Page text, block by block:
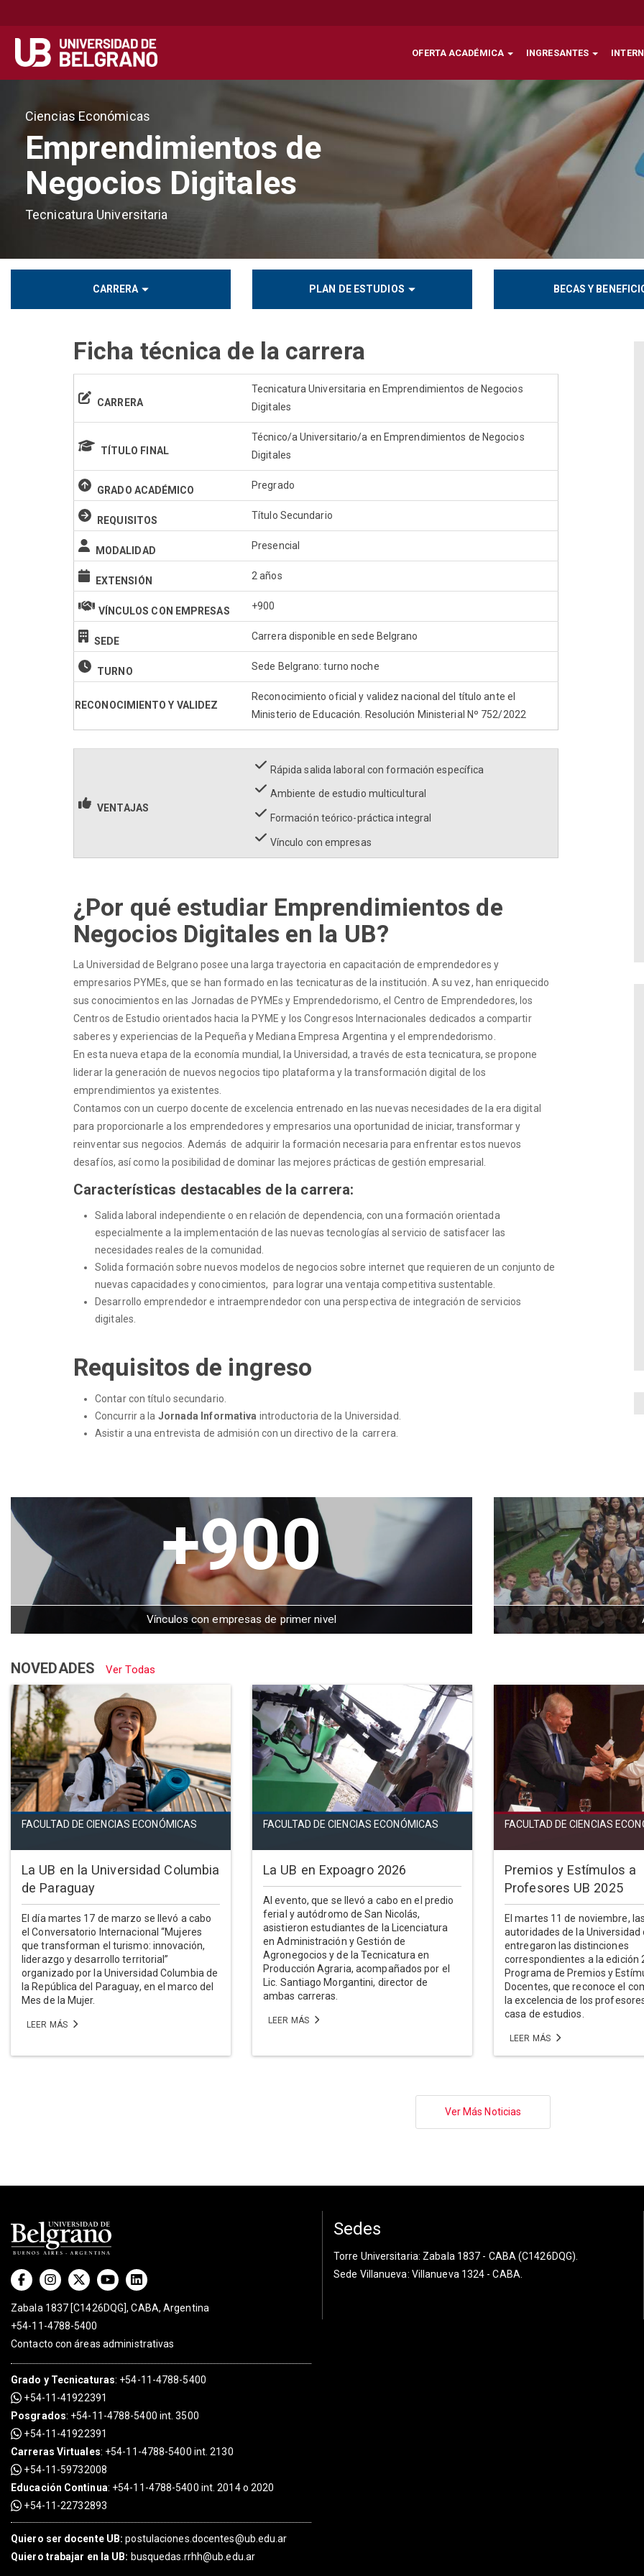
contenido
principal
Secondary
navigation
Navegación principal OFERTA ACADÉMICA INGRESANTES
Ciencias Económicas
Emprendimientos de
Negocios Digitales
Tecnicatura Universitaria
CARRERA PLAN DE ESTUDIOS BECAS Y
Ficha técnica de la carrera
CARRERA
Tecnicatura Universitaria en Emprendimientos de Negocios
Digitales
TÍTULO FINAL
Técnico/a Universitario/a en Emprendimientos de Negocios
Digitales
GRADO ACADÉMICO Pregrado
REQUISITOS Título Secundario
MODALIDAD Presencial
EXTENSIÓN 2 años
VÍNCULOS CON EMPRESAS +900
SEDE Carrera disponible en sede Belgrano
TURNO Sede Belgrano: turno noche
RECONOCIMIENTO Y VALIDEZ
Reconocimiento oficial y validez nacional del título ante el
Ministerio de Educación. Resolución Ministerial Nº 752/2022
VENTAJAS
Rápida salida laboral con formación específica
Ambiente de estudio multicultural
Formación teórico-práctica integral
Vínculo con empresas
¿Por qué estudiar Emprendimientos de
Negocios Digitales en la UB?
La Universidad de Belgrano posee una larga trayectoria en capacitación de emprendedores y
empresarios PYMEs, que se han formado en las tecnicaturas de la institución. A su vez, han enriquecido
sus conocimientos en las Jornadas de PYMEs y Emprendedorismo, el Centro de Emprendedores, los
Centros de Estudio orientados hacia la PYME y los Congresos Internacionales dedicados a compartir
saberes y experiencias de la Pequeña y Mediana Empresa Argentina y el emprendedorismo.
En esta nueva etapa de la economía mundial, la Universidad, a través de esta tecnicatura, se propone
liderar la generación de nuevos negocios tipo plataforma y la transformación digital de los
emprendimientos ya existentes.
Contamos con un cuerpo docente de excelencia entrenado en las nuevas necesidades de la era digital
para proporcionarle a los emprendedores y empresarios una oportunidad de iniciar, transformar y
reinventar sus negocios. Además de adquirir la formación necesaria para enfrentar estos nuevos
desafíos, así como la posibilidad de dominar las mejores prácticas de gestión empresarial.
Características destacables de la carrera:
Salida laboral independiente o en relación de dependencia, con una formación orientada
especialmente a la implementación de las nuevas tecnologías al servicio de satisfacer las
necesidades reales de la comunidad.
Solida formación sobre nuevos modelos de negocios sobre internet que requieren de un conjunto de
nuevas capacidades y conocimientos, para lograr una ventaja competitiva sustentable.
Desarrollo emprendedor e intraemprendedor con una perspectiva de integración de servicios
digitales.
Requisitos de ingreso
Contar con título secundario.
Concurrir a la Jornada Informativa introductoria de la Universidad.
Asistir a una entrevista de admisión con un directivo de la carrera.
+900
Vínculos con empresas de primer nivel
NOVEDADES Ver Todas
FACULTAD DE CIENCIAS ECONÓMICAS
La UB en la Universidad Columbia
de Paraguay
El día martes 17 de marzo se llevó a cabo
el Conversatorio Internacional “Mujeres
que transforman el turismo: innovación,
liderazgo y desarrollo territorial”
organizado por la Universidad Columbia de
la República del Paraguay, en el marco del
Mes de la Mujer.
LEER MÁS
FACULTAD DE CIENCIAS ECONÓMICAS
La UB en Expoagro 2026
Al evento, que se llevó a cabo en el predio
ferial y autódromo de San Nicolás,
asistieron estudiantes de la Licenciatura
en Administración y Gestión de
Agronegocios y de la Tecnicatura en
Producción Agraria, acompañados por el
Lic. Santiago Morgantini, director de
ambas carreras.
LEER MÁS
FACULTAD DE CIENCIAS
Premios y Estímulos a
Profesores UB 2025
El martes 11 de noviembre,
autoridades de la Universidad
entregaron las distinciones
correspondientes a la edición
Programa de Premios y
Docentes, que reconoce el
la excelencia de los
casa de estudios.
LEER MÁS
Ver Más Noticias
Zabala 1837 [C1426DQG], CABA, Argentina
+54-11-4788-5400
Contacto con áreas administrativas
Grado y Tecnicaturas: +54-11-4788-5400
+54-11-41922391
Posgrados: +54-11-4788-5400 int. 3500
+54-11-41922391
Carreras Virtuales: +54-11-4788-5400 int. 2130
+54-11-59732008
Educación Continua: +54-11-4788-5400 int. 2014 o 2020
+54-11-22732893
Quiero ser docente UB: postulaciones.docentes@ub.edu.ar
Quiero trabajar en la UB: busquedas.rrhh@ub.edu.ar
Sedes
Torre Universitaria: Zabala 1837 - CABA (C1426DQG).
Sede Villanueva: Villanueva 1324 - CABA.